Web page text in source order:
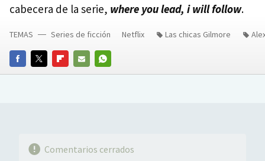
cabecera de la serie, where you lead, i will follow.
FACEBOOKTWITTERFLIPBOARD
E-
WHATSAPP
TEMAS Series de ficción Netflix Las chicas Gilmore
Comentarios cerrados